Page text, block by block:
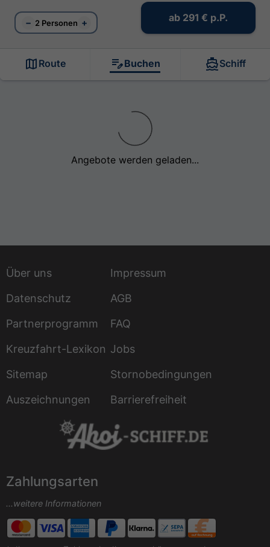
− 2 Personen + ab 291 € p.P.
Route Buchen Schiff
Angebote werden geladen...
Über uns
Impressum
Datenschutz
AGB
Partnerprogramm
FAQ
Kreuzfahrt-Lexikon Jobs
Sitemap
Stornobedingungen
Auszeichnungen
Barrierefreiheit
Zahlungsarten
...weitere Informationen